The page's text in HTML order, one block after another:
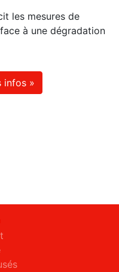
les mesures de
à une dégradation
infos »